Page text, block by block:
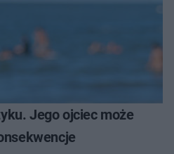
Jego ojciec może